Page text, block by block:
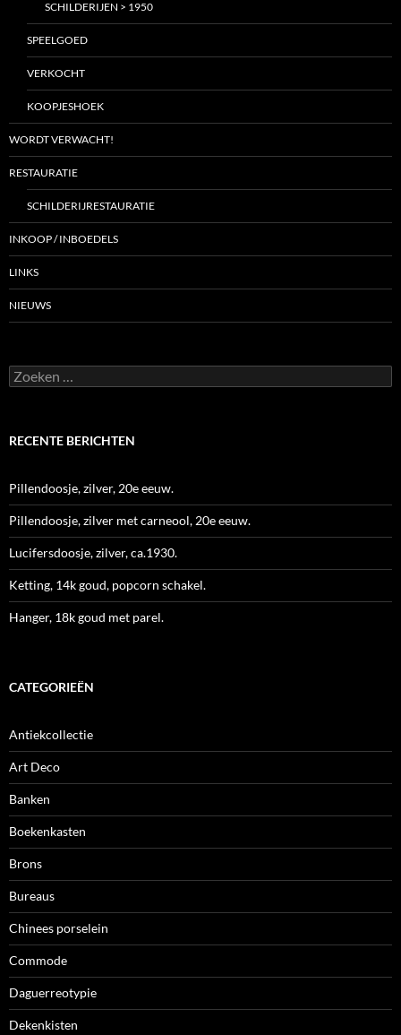
SCHILDERIJEN > 1950
SPEELGOED
VERKOCHT
KOOPJESHOEK
WORDT VERWACHT!
RESTAURATIE
SCHILDERIJRESTAURATIE
INKOOP / INBOEDELS
LINKS
NIEUWS
Zoeken
naar:
RECENTE BERICHTEN
Pillendoosje, zilver, 20e eeuw.
Pillendoosje, zilver met carneool, 20e eeuw.
Lucifersdoosje, zilver, ca.1930.
Ketting, 14k goud, popcorn schakel.
Hanger, 18k goud met parel.
CATEGORIEËN
Antiekcollectie
Art Deco
Banken
Boekenkasten
Brons
Bureaus
Chinees porselein
Commode
Daguerreotypie
Dekenkisten